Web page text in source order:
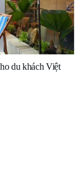
du khách Việt